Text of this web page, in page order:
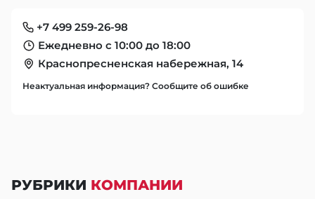
+7 499 259-26-98
Ежедневно с 10:00 до 18:00
Краснопресненская набережная, 14
Неактуальная информация? Сообщите об ошибке
РУБРИКИ КОМПАНИИ